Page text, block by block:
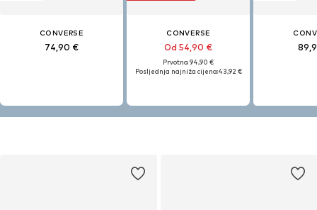
CONVERSE
74,90 €
CONVERSE
Od 54,90 €
Prvotno: 94,90 €
Posljednja najniža cijena:43,92 €